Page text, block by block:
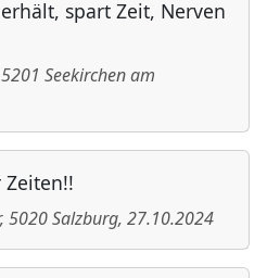
spart Zeit, Nerven
5201 Seekirchen am
, 5020Salzburg, 27.10.2024